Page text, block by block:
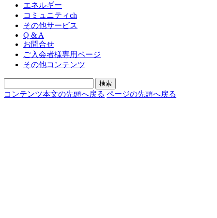
エネルギー
コミュニティch
その他サービス
Q & A
お問合せ
ご入会者様専用ページ
その他コンテンツ
コンテンツ本文の先頭へ戻る ページの先頭へ戻る